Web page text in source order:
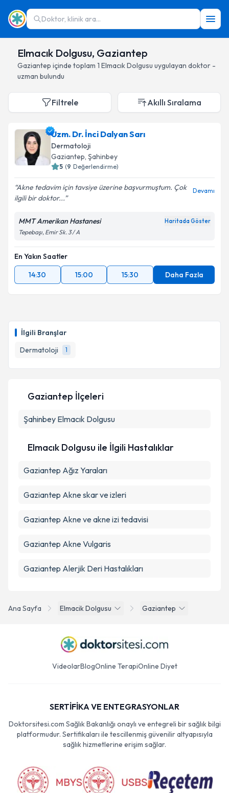
Doktor, klinik ara...
Elmacık Dolgusu, Gaziantep
Gaziantep içinde toplam 1 Elmacık Dolgusu uygulayan doktor -
uzman bulundu
İlgili Branşlar
Dermatoloji
1
Filtrele Akıllı Sıralama
Uzm. Dr. İnci Dalyan Sarı
Dermatoloji
Gaziantep, Şahinbey
5 (9 Değerlendirme)
Akne tedavim için tavsiye üzerine başvurmuştum. Çok
ilgili bir doktor...
Devamı
MMT Amerikan Hastanesi Haritada Göster
Tepebaşı, Emir Sk. 3 / A
En Yakın Saatler
14:30
15:00 15:30 Daha Fazla
Ana Sayfa Elmacik Dolgusu Gaziantep
Gaziantep İlçeleri
Şahinbey Elmacık Dolgusu
Elmacık Dolgusu ile İlgili Hastalıklar
Gaziantep Ağız Yaraları
Gaziantep Akne skar ve izleri
Gaziantep Akne ve akne izi tedavisi
Gaziantep Akne Vulgaris
Gaziantep Alerjik Deri Hastalıkları
VideolarBlogOnline TerapiOnline Diyet
SERTİFİKA VE ENTEGRASYONLAR
Doktorsitesi.com Sağlık Bakanlığı onaylı ve entegreli bir sağlık bilgi
platformudur. Sertifikaları ile tescillenmiş güvenilir altyapısıyla
sağlık hizmetlerine erişim sağlar.